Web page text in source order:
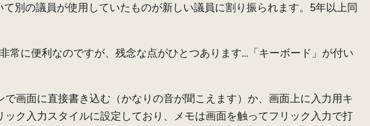
別の議員が使用していたものが新しい議員に割り振られます。5年以上同
に便利なのですが、残念な点がひとつあります…「キーボード」が付い
画面に直接書き込む（かなりの音が聞こえます）か、画面上に入力用キ
ク入力スタイルに設定しており、メモは画面を触ってフリック入力で打